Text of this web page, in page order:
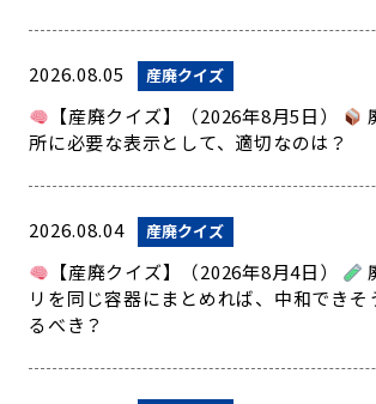
2026.08.05 産廃クイズ
【産廃クイズ】（2026年8月5日）
所に必要な表示として、適切なのは？
2026.08.04 産廃クイズ
【産廃クイズ】（2026年8月4日）
リを同じ容器にまとめれば、中和できそ
るべき？